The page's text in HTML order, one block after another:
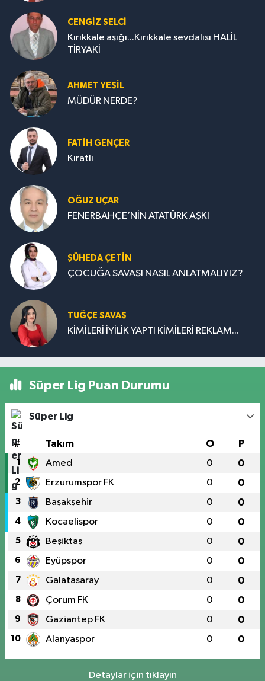
CENGİZ SELCİ
Kırıkkale aşığı...Kırıkkale sevdalısı HALİL
TİRYAKİ
AHMET YEŞİL
MÜDÜR NERDE?
FATIH GENÇER
Kıratlı
OĞUZ UÇAR
FENERBAHÇE’NİN ATATÜRK AŞKI
ŞÜHEDA ÇETİN
ÇOCUĞA SAVAŞI NASIL ANLATMALIYIZ?
TUĞÇE SAVAŞ
KİMİLERİ İYİLİK YAPTI KİMİLERİ REKLAM...
Süper Lig Puan Durumu
Süper Lig
# Takım O P
1 Amed 0 0
2 Erzurumspor FK 0 0
3 Başakşehir 0 0
4 Kocaelispor 0 0
5 Beşiktaş 0 0
6 Eyüpspor 0 0
7 Galatasaray 0 0
8 Çorum FK 0 0
9 Gaziantep FK 0 0
10 Alanyaspor 0 0
Detaylar için tıklayın